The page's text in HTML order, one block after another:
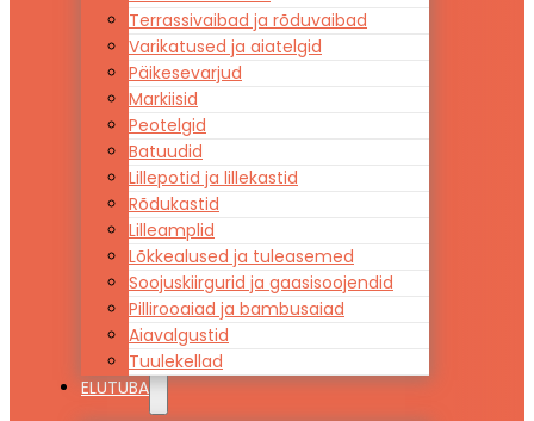
Terrassivaibad ja rõduvaibad
Varikatused ja aiatelgid
Päikesevarjud
Markiisid
Peotelgid
Batuudid
Lillepotid ja lillekastid
Rõdukastid
Lilleamplid
Lõkkealused ja tuleasemed
Soojuskiirgurid ja gaasisoojendid
Pillirooaiad ja bambusaiad
Aiavalgustid
Tuulekellad
ELUTUBA